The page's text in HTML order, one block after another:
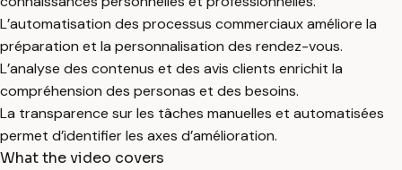
L’automatisation des processus commerciaux améliore la
préparation et la personnalisation des rendez-vous.
L’analyse des contenus et des avis clients enrichit la
compréhension des personas et des besoins.
La transparence sur les tâches manuelles et automatisées
permet d’identifier les axes d’amélioration.
What the video covers